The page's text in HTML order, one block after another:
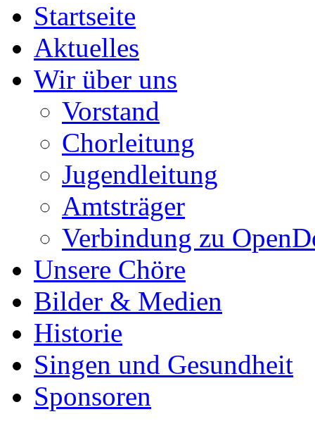
Startseite
Aktuelles
Wir über uns
Vorstand
Chorleitung
Jugendleitung
Amtsträger
Verbindung zu
Unsere Chöre
Bilder & Medien
Historie
Singen und Gesundheit
Sponsoren